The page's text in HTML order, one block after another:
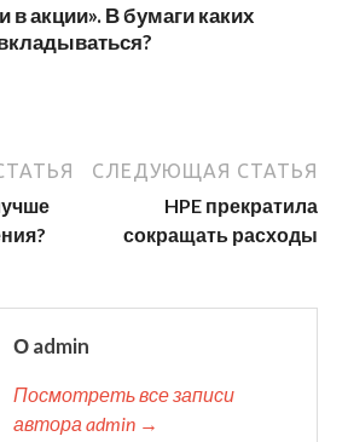
в акции». В бумаги каких
СЛЕДУЮЩАЯ СТАТЬЯ
HPE прекратила
сокращать расходы
О admin
Посмотреть все записи
автора admin →